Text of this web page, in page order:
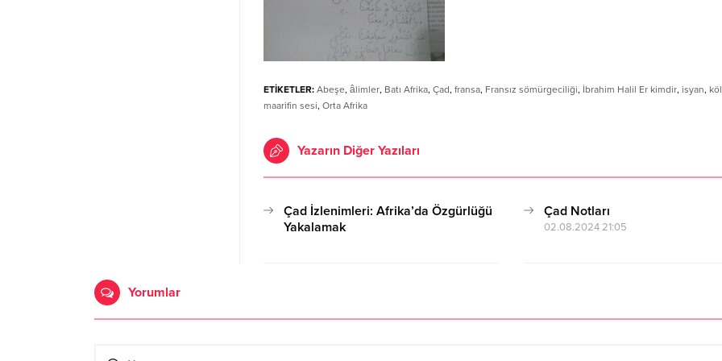
ETİKETLER: Abeşe, âlimler, Batı Afrika, Çad, fransa, Fransız sömürgeciliği, İbrahim Halil Er kimdir, isyan,
maarifin sesi, Orta Afrika
Yazarın Diğer Yazıları
Çad İzlenimleri: Afrika’da Özgürlüğü
Yakalamak
Çad Notları
02.08.2024 21:05
Yorumlar